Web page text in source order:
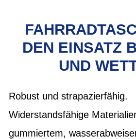
DEN EINSATZ
UND
Robust und strapazierfähig.
Widerstandsfähige
gummiertem,